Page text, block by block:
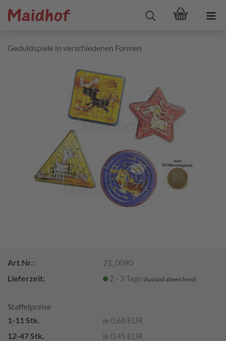
Geduldspiele in verschiedenen Formen
Art.Nr.:
21_0090
Lieferzeit:
2 - 3 Tage (Ausland abweichend)
Staffelpreise
1-11 Stk.
je 0,68 EUR
12-47 Stk.
je 0,45 EUR